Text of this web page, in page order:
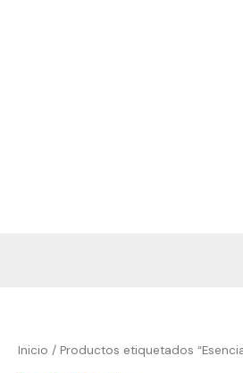
Inicio / Productos etiquetados